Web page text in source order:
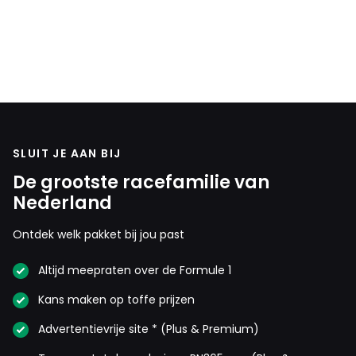
Jodi
Dit is overduidelijk gewoon geluk.
7 mei 21:01
SLUIT JE AAN BIJ
De grootste racefamilie van
Nederland
Ontdek welk pakket bij jou past
Altijd meepraten over de Formule 1
Kans maken op toffe prijzen
Advertentievrije site * (Plus & Premium)